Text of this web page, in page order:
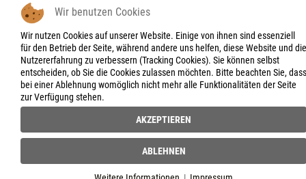
the unfamiliarnaires
Wir benutzen Cookies
Wir nutzen Cookies auf unserer Website. Einige von ihnen sind essenziell
für den Betrieb der Seite, während andere uns helfen, diese Website und die
Nutzererfahrung zu verbessern (Tracking Cookies). Sie können selbst
entscheiden, ob Sie die Cookies zulassen möchten. Bitte beachten Sie, dass
bei einer Ablehnung womöglich nicht mehr alle Funktionalitäten der Seite
zur Verfügung stehen.
AKZEPTIEREN
ABLEHNEN